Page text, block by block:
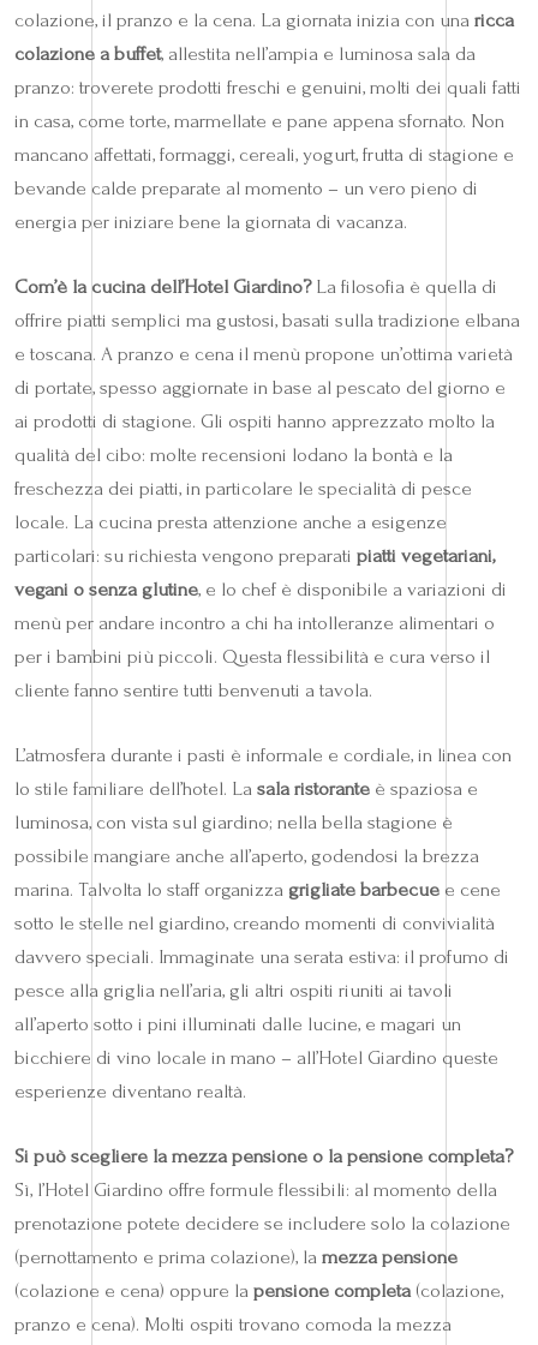
colazione, il pranzo e la cena. La giornata inizia con una ricca
colazione a buffet, allestita nell’ampia e luminosa sala da
pranzo: troverete prodotti freschi e genuini, molti dei quali fatti
in casa, come torte, marmellate e pane appena sfornato. Non
mancano affettati, formaggi, cereali, yogurt, frutta di stagione e
bevande calde preparate al momento – un vero pieno di
energia per iniziare bene la giornata di vacanza.
Com’è la cucina dell’Hotel Giardino?La filosofia è quella di
offrire piatti semplici ma gustosi, basati sulla tradizione elbana
e toscana. A pranzo e cena il menù propone un’ottima varietà
di portate, spesso aggiornate in base al pescato del giorno e
ai prodotti di stagione. Gli ospiti hanno apprezzato molto la
qualità del cibo: molte recensioni lodano la bontà e la
freschezza dei piatti, in particolare le specialità di pesce
locale. La cucina presta attenzione anche a esigenze
particolari: su richiesta vengono preparati piatti vegetariani,
vegani o senza glutine, e lo chef è disponibile a variazioni di
menù per andare incontro a chi ha intolleranze alimentari o
per i bambini più piccoli. Questa flessibilità e cura verso il
cliente fanno sentire tutti benvenuti a tavola.
L’atmosfera durante i pasti è informale e cordiale, in linea con
lo stile familiare dell’hotel. La sala ristorante è spaziosa e
luminosa, con vista sul giardino; nella bella stagione è
possibile mangiare anche all’aperto, godendosi la brezza
marina. Talvolta lo staff organizza grigliate barbecue e cene
sotto le stelle nel giardino, creando momenti di convivialità
davvero speciali. Immaginate una serata estiva: il profumo di
pesce alla griglia nell’aria, gli altri ospiti riuniti ai tavoli
all’aperto sotto i pini illuminati dalle lucine, e magari un
bicchiere di vino locale in mano – all’Hotel Giardino queste
esperienze diventano realtà.
Si può scegliere la mezza pensione o la pensione completa?
Sì, l’Hotel Giardino offre formule flessibili: al momento della
prenotazione potete decidere se includere solo la colazione
(pernottamento e prima colazione), la mezza pensione
(colazione e cena) oppure la pensione completa(colazione,
pranzo e cena). Molti ospiti trovano comoda la mezza